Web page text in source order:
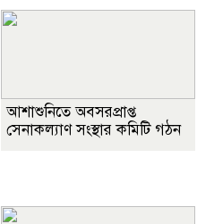
আশাশুনিতে অবসরপ্রাপ্ত
সেনাকল্যাণ সংস্থার কমিটি গঠন